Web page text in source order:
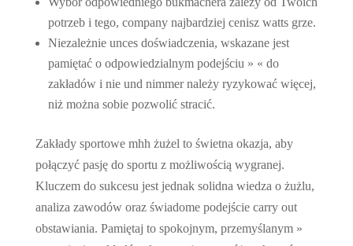
potrzeb i tego, company najbardziej cenisz watts grze.
Niezależnie unces doświadczenia, wskazane jest
pamiętać o odpowiedzialnym podejściu » « do
zakładów i nie und nimmer należy ryzykować więcej,
niż można sobie pozwolić stracić.
Zakłady sportowe mhh żużel to świetna okazja, aby
połączyć pasję do sportu z możliwością wygranej.
Kluczem do sukcesu jest jednak solidna wiedza o żużlu,
analiza zawodów oraz świadome podejście carry out
obstawiania. Pamiętaj to spokojnym, przemyślanym »